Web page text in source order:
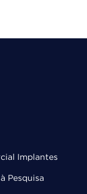
Implantes
Pesquisa